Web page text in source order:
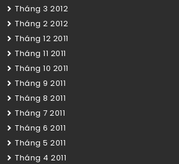
Tháng 3 2012
Tháng 2 2012
Tháng 12 2011
Tháng 11 2011
Tháng 10 2011
Tháng 9 2011
Tháng 8 2011
Tháng 7 2011
Tháng 6 2011
Tháng 5 2011
Tháng 4 2011